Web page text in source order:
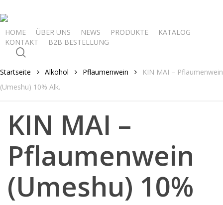
to
main
content
HOME ÜBER UNS NEWS PRODUKTE
KATALOG
KONTAKT
B2B BESTELLUNG
Startseite Alkohol Pflaumenwein
KIN MAI – Pflaumenwein
(Umeshu) 10% Alk.
KIN MAI –
Pflaumenwein
(Umeshu) 10%